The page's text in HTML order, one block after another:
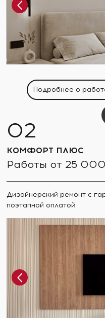
Подробнее о
КОМФОРТ ПЛЮС
Работы от 25
Дизайнерский ремонт с
поэтапной оплатой